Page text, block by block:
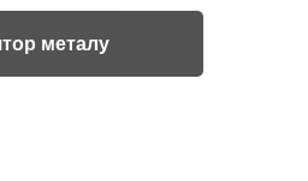
металу